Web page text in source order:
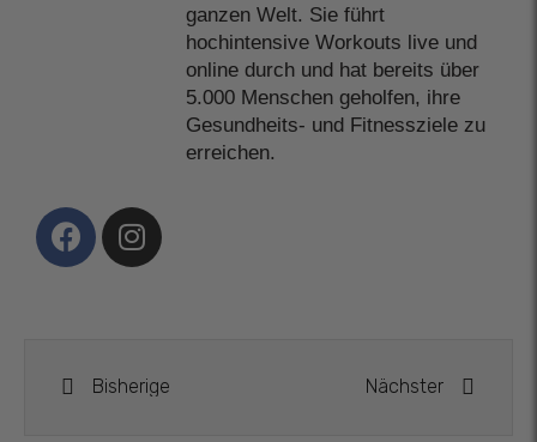
ganzen Welt. Sie führt
hochintensive Workouts live und
online durch und hat bereits über
5.000 Menschen geholfen, ihre
Gesundheits- und Fitnessziele zu
erreichen.
Bisherige Nächster